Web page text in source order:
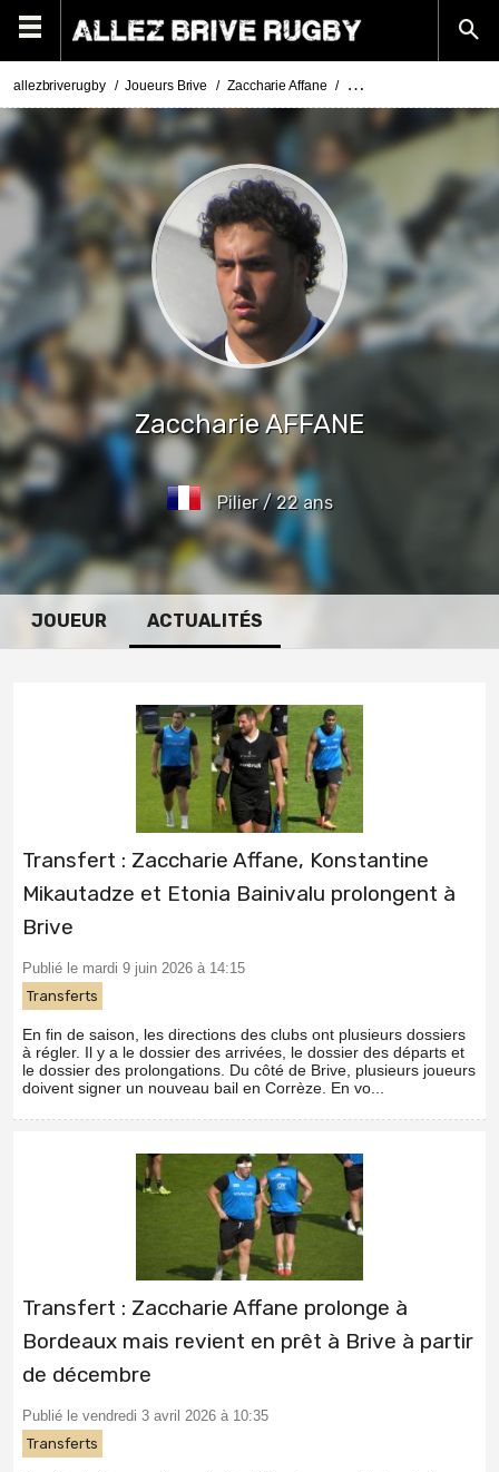
allezbriverugby Joueurs Brive Zaccharie Affane Actualités Zaccharie
ZaccharieAFFANE
Pilier / 22 ans
JOUEUR ACTUALITÉS
Transfert : Zaccharie Affane, Konstantine
Mikautadze et Etonia Bainivalu prolongent à
Brive
Publié le mardi 9 juin 2026 à 14:15
Transferts
En fin de saison, les directions des clubs ont plusieurs dossiers
à régler. Il y a le dossier des arrivées, le dossier des départs et
le dossier des prolongations. Du côté de Brive, plusieurs joueurs
doivent signer un nouveau bail en Corrèze. En vo...
Transfert : Zaccharie Affane prolonge à
Bordeaux mais revient en prêt à Brive à partir
de décembre
Publié le vendredi 3 avril 2026 à 10:35
Transferts